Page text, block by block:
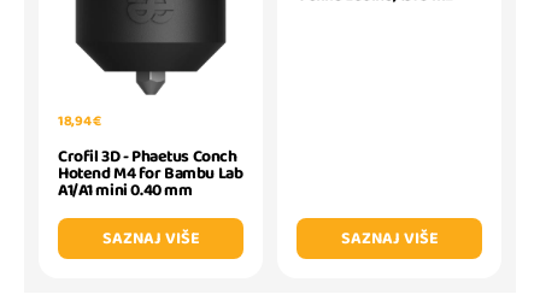
18,94 €
Crofil 3D - Phaetus Conch
Hotend M4 for Bambu Lab
A1/A1 mini 0.40 mm
SAZNAJ VIŠE
SAZNAJ VIŠE